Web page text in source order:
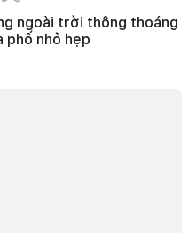
ngoài trời thông thoáng
phố nhỏ hẹp